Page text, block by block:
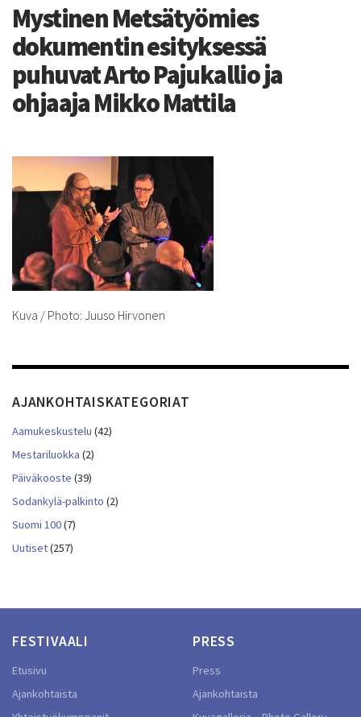
Mystinen Metsätyömies
dokumentin esityksessä
puhuvat Arto Pajukallio ja
ohjaaja Mikko Mattila
Kuva / Photo: Juuso Hirvonen
AJANKOHTAISKATEGORIAT
Aamukeskustelu (42)
Mestariluokka (2)
Päiväkooste (39)
Sodankylä-palkinto (2)
Suomi 100(7)
Uutiset(257)
FESTIVAALI
Etusivu
Ajankohtaista
PRESS
Press
Ajankohtaista